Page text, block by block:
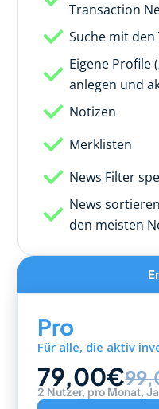
Transaction
Suche mit den
Eigene Profile
anlegen und
Notizen
Merklisten
News Filter
News
den meisten
Pro
Für alle, die aktiv
79,00€
2 Nutzer, pro Monat,